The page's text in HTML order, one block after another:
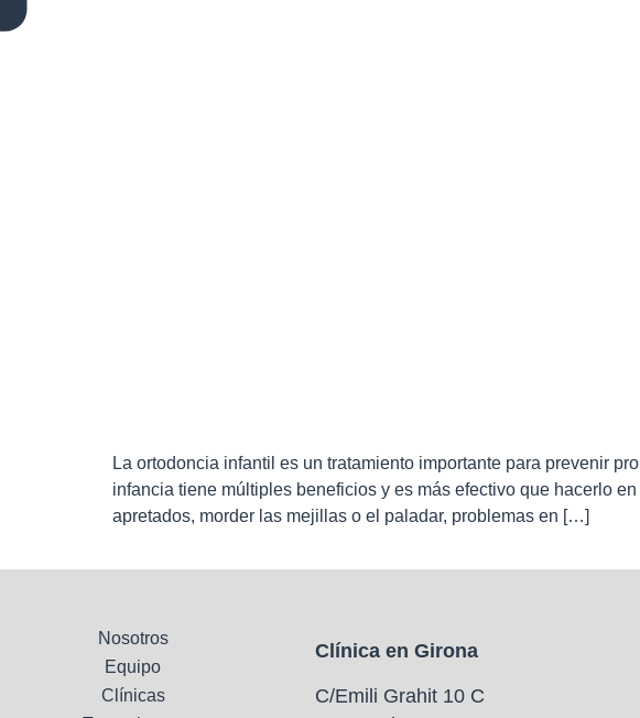
La ortodoncia infantil es un tratamiento importante para prevenir
infancia tiene múltiples beneficios y es más efectivo que hacerlo
apretados, morder las mejillas o el paladar, problemas en […]
Nosotros
Equipo
Clínicas
Clínica en Girona
C/Emili Grahit 10 C